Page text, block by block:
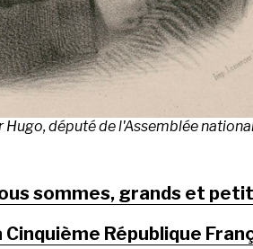
député de l'Assemblée
sommes, grands et
République